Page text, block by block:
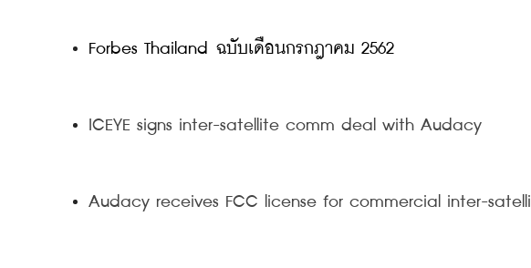
Forbes Thailand ฉบับเดือนกรกฎาคม 2562
ICEYE signs inter-satellite comm deal with Audacy
Audacy receives FCC license for commercial inter-